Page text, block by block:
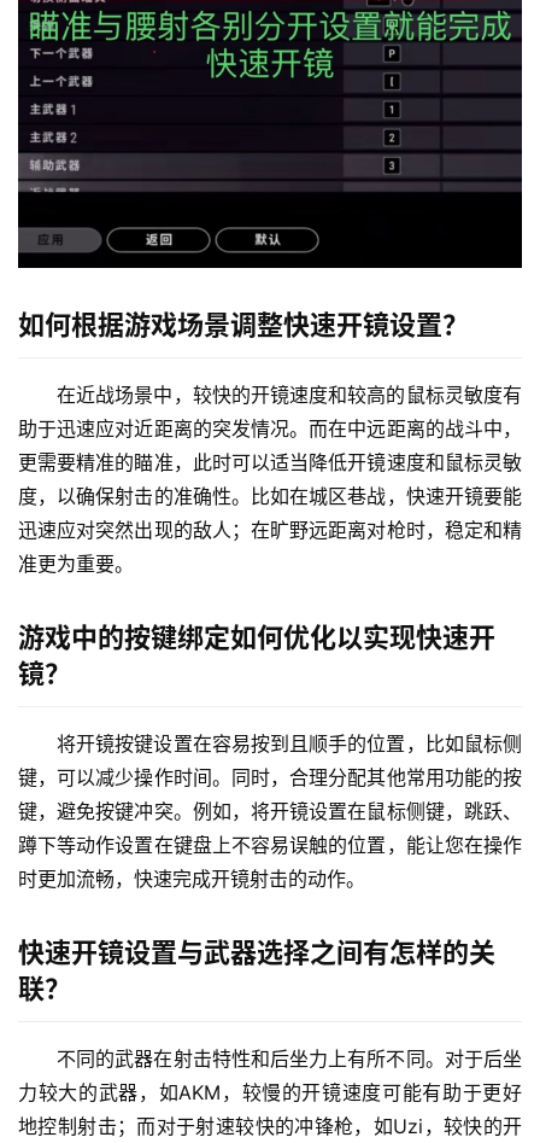
如何根据游戏场景调整快速开镜设置？
在近战场景中，较快的开镜速度和较高的鼠标灵敏度有
助于迅速应对近距离的突发情况。而在中远距离的战斗中，
更需要精准的瞄准，此时可以适当降低开镜速度和鼠标灵敏
度，以确保射击的准确性。比如在城区巷战，快速开镜要能
迅速应对突然出现的敌人；在旷野远距离对枪时，稳定和精
准更为重要。
游戏中的按键绑定如何优化以实现快速开
镜？
将开镜按键设置在容易按到且顺手的位置，比如鼠标侧
键，可以减少操作时间。同时，合理分配其他常用功能的按
键，避免按键冲突。例如，将开镜设置在鼠标侧键，跳跃、
蹲下等动作设置在键盘上不容易误触的位置，能让您在操作
时更加流畅，快速完成开镜射击的动作。
快速开镜设置与武器选择之间有怎样的关
联？
不同的武器在射击特性和后坐力上有所不同。对于后坐
力较大的武器，如AKM，较慢的开镜速度可能有助于更好
地控制射击；而对于射速较快的冲锋枪，如Uzi，较快的开